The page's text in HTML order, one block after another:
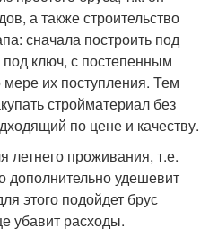
а также строительство
сначала построить под
под ключ, с постепенным
их поступления. Тем
стройматериал без
по цене и качеству.
летнего проживания, т.е.
дополнительно удешевит
этого подойдет брус
убавит расходы.